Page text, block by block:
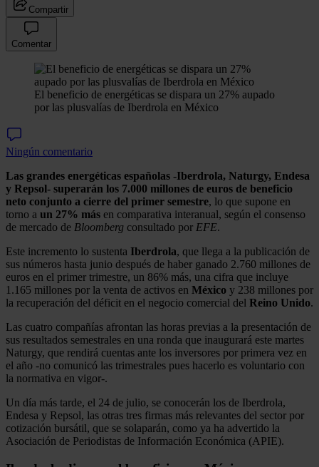
Compartir
Comentar
El beneficio de energéticas se dispara un 27% aupado
por las plusvalías de Iberdrola en México
Ningún comentario
Las grandes energéticas españolas -Iberdrola, Naturgy, Endesa
y Repsol- superarán los 7.000 millones de euros de beneficio
neto conjunto a cierre del primer semestre, lo que supone en
torno a un 27% más en comparativa interanual, según el consenso
de mercado de Bloomberg consultado por EFE.
Este incremento lo sustenta Iberdrola, que llega a la publicación de
sus números hasta junio después de haber ganado 2.760 millones de
euros en el primer trimestre, un 86% más, una cifra que incluye
1.165 millones por la venta de activos en México y 238 millones por
la recuperación del déficit en el negocio comercial del Reino Unido.
Las cuatro compañías afrontan las horas previas a la presentación de
sus resultados semestrales en una ronda que inaugurará este martes
Naturgy, que rendirá cuentas ante los inversores por primera vez en
el año -no comunicó las trimestrales pues hacerlo es voluntario con
la normativa en vigor-.
Un día más tarde, el 24 de julio, se conocerán los de Iberdrola,
Endesa y Repsol, las otras tres firmas más relevantes del sector por
cotización bursátil, que se solaparán, como ya ha advertido la
Asociación de Periodistas de Información Económica (APIE).